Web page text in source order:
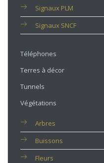
Signaux PLM
Signaux SNCF
Téléphones
Terres à décor
Tunnels
Végétations
Arbres
Buissons
Fleurs